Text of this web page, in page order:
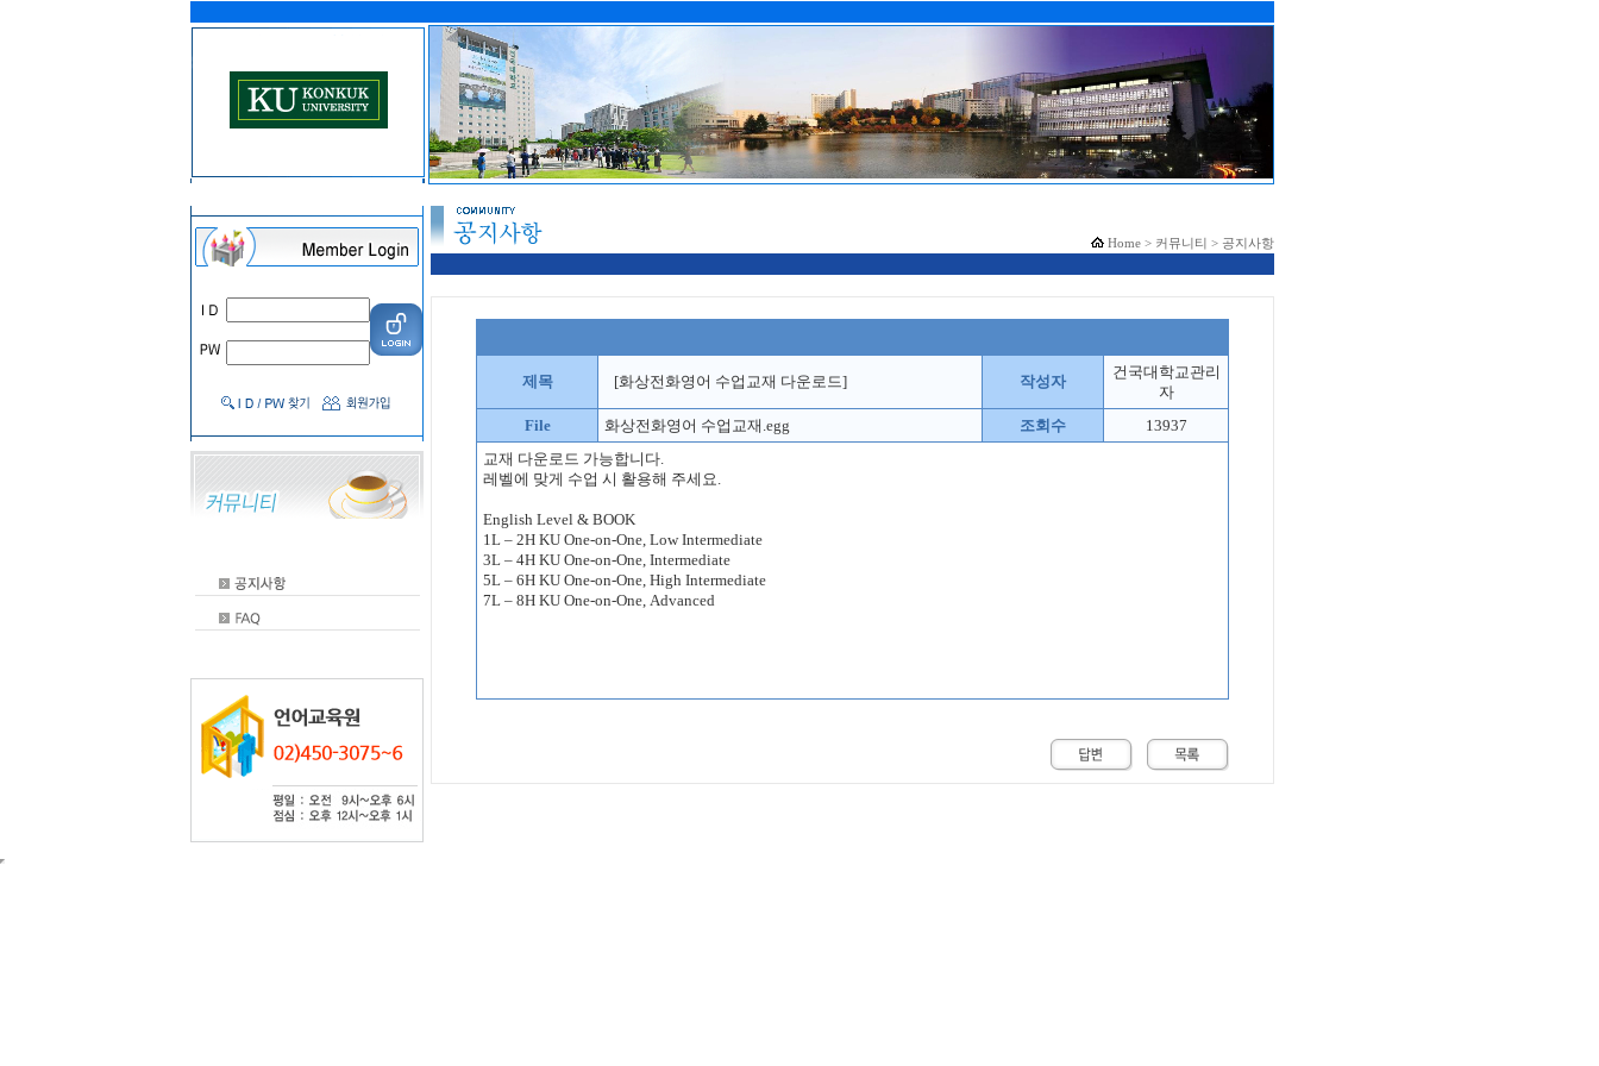
Home > 커뮤니티 > 공지사항
제목 [화상전화영어 수업교재 다운로드] 작성자
건국대학교관리
자
File
화상전화영어 수업교재.egg 조회수
13937
교재 다운로드 가능합니다.
레벨에 맞게 수업 시 활용해 주세요.
English Level & BOOK
1L – 2H KU One-on-One, Low Intermediate
3L – 4H KU One-on-One, Intermediate
5L – 6H KU One-on-One, High Intermediate
7L – 8H KU One-on-One, Advanced